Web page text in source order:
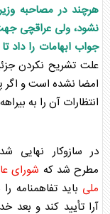
هرچند در مصاحبه
نشود، ولی عراقچی
جواب ابهامات را داد
علت تشریح نکردن
امضا نشده است و اگر
انتظارات آن را به
در سازوکار نهایی
مطرح شد که شورای
ملی بایدتفاهمنامه
آرا تأیید کند و بعد